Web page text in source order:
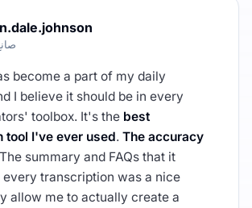
become a part of my daily
I believe it should be in every
toolbox. It's the best
tool I've ever used. The accuracy
summary and FAQs that it
transcription was a nice
allow me to actually create a